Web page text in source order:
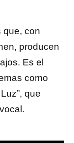
que, con
producen
Es el
como
que